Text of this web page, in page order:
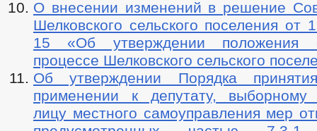
О внесении изменений в решение
Шелковского сельского поселения от
15 «Об утверждении положения
процессе Шелковского сельского
Об утверждении Порядка
применении к депутату, выборному
лицу местного самоуправления мер